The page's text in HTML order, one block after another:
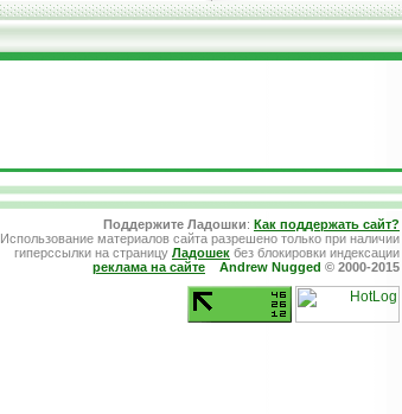
Поддержите Ладошки: Как поддержать сайт?
Использование материалов сайта разрешено только при наличии
гиперссылки на страницу Ладошек без блокировки индексации
реклама на сайте
Andrew Nugged © 2000-2015